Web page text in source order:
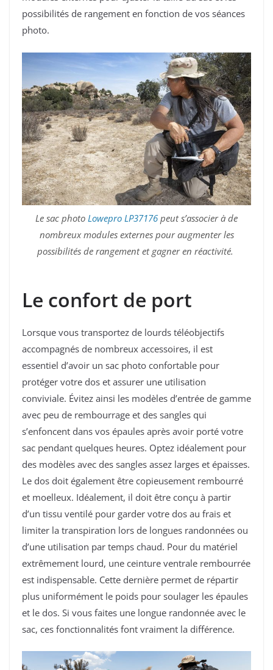
possibilités de rangement en fonction de vos séances
photo.
Le sac photo Lowepro LP37176 peut s’associer à de
nombreux modules externes pour augmenter les
possibilités de rangement et gagner en réactivité.
Le confort de port
Lorsque vous transportez de lourds téléobjectifs
accompagnés de nombreux accessoires, il est
essentiel d’avoir un sac photo confortable pour
protéger votre dos et assurer une utilisation
conviviale. Évitez ainsi les modèles d’entrée de gamme
avec peu de rembourrage et des sangles qui
s’enfoncent dans vos épaules après avoir porté votre
sac pendant quelques heures. Optez idéalement pour
des modèles avec des sangles assez larges et épaisses.
Le dos doit également être copieusement rembourré
et moelleux. Idéalement, il doit être conçu à partir
d’un tissu ventilé pour garder votre dos au frais et
limiter la transpiration lors de longues randonnées ou
d’une utilisation par temps chaud. Pour du matériel
extrêmement lourd, une ceinture ventrale rembourrée
est indispensable. Cette dernière permet de répartir
plus uniformément le poids pour soulager les épaules
et le dos. Si vous faites une longue randonnée avec le
sac, ces fonctionnalités font vraiment la différence.